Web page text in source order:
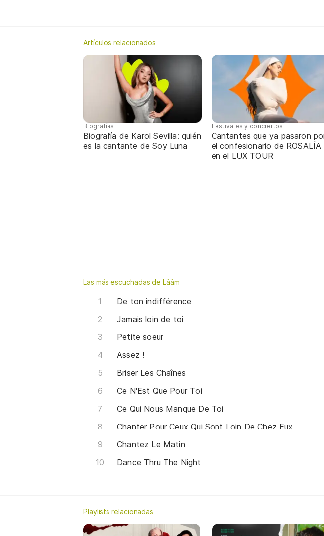
Artículos relacionados
Biografías
Biografía de Karol Sevilla: quién
es la cantante de Soy Luna
Festivales y conciertos
Cantantes que ya pasaron
el confesionario de ROSALÍA
en el LUX TOUR
Las más escuchadas de Lââm
De ton indifférence
Jamais loin de toi
Petite soeur
Assez !
Briser Les Chaînes
Ce N'Est Que Pour Toi
Ce Qui Nous Manque De Toi
Chanter Pour Ceux Qui Sont Loin De Chez Eux
Chantez Le Matin
Dance Thru The Night
Playlists relacionadas